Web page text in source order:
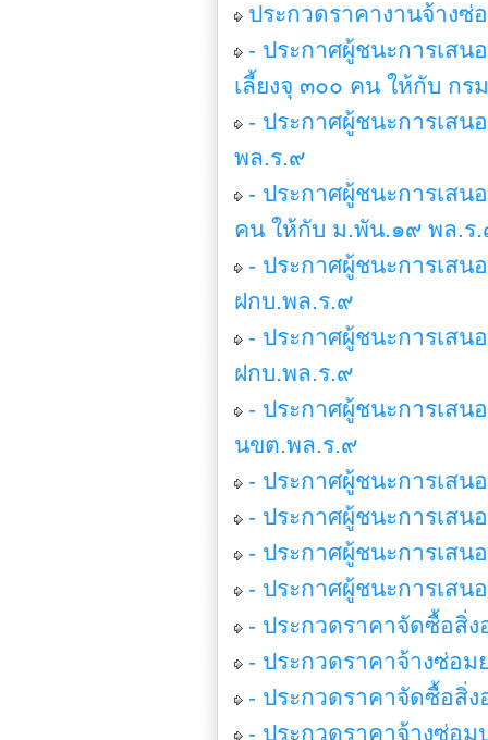
ประกวดราคางานจ้าง
- ประกาศผู้ชนะการเสน
เลี้ยงจุ ๓๐๐ คน ให้กับ กร
- ประกาศผู้ชนะการเสน
พล.ร.๙
- ประกาศผู้ชนะการเสน
คน ให้กับ ม.พัน.๑๙ พล.ร
- ประกาศผู้ชนะการเสน
ฝกบ.พล.ร.๙
- ประกาศผู้ชนะการเสน
ฝกบ.พล.ร.๙
- ประกาศผู้ชนะการเสน
นขต.พล.ร.๙
- ประกาศผู้ชนะการเสน
- ประกาศผู้ชนะการเสน
- ประกาศผู้ชนะการเส
- ประกาศผู้ชนะการเส
- ประกวดราคาจัดซื้อสิ่
- ประกวดราคาจ้างซ่อ
- ประกวดราคาจัดซื้อสิ่
- ประกวดราคาจ้างซ่อม